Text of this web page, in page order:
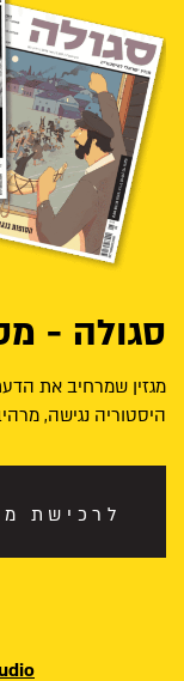
סגולה -
מגזין שמרחיב את
היסטוריה נגישה,
לרכישת